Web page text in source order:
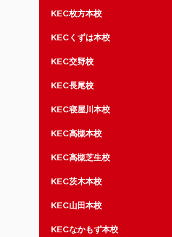
KEC枚方本校
KECくずは本校
KEC交野校
KEC長尾校
KEC寝屋川本校
KEC高槻本校
KEC高槻芝生校
KEC茨木本校
KEC山田本校
KECなかもず本校